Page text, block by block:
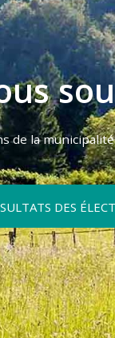
de la
DES